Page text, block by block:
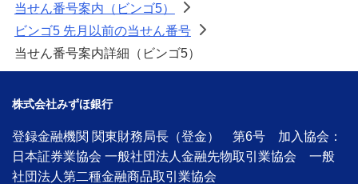
当せん番号案内（ビンゴ5）
>
ビンゴ5 先月以前の当せん番号
>
当せん番号案内詳細（ビンゴ5）
株式会社みずほ銀行
登録金融機関 関東財務局長（登金） 第6号 加入協会：
日本証券業協会 一般社団法人金融先物取引業協会 一般
社団法人第二種金融商品取引業協会